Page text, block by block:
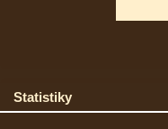
Statistiky